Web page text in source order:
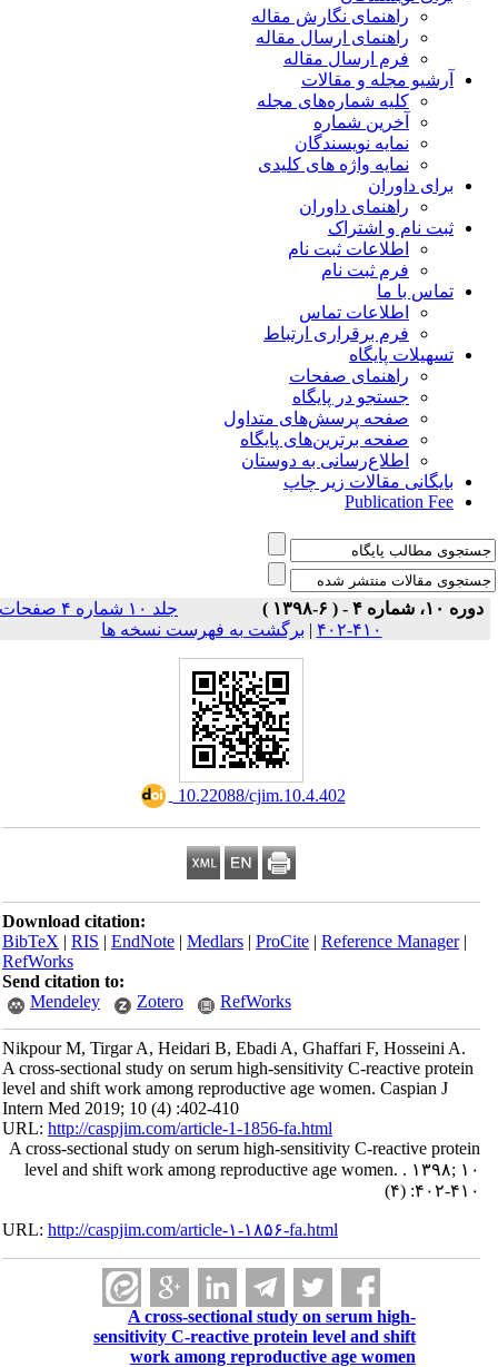
راهنمای نگارش مقاله
راهنمای ارسال مقاله
فرم ارسال مقاله
آرشیو مجله و مقالات
کلیه شماره‌های مجله
آخرین شماره
نمایه نویسندگان
نمایه واژه های کلیدی
برای داوران
راهنمای داوران
ثبت نام و اشتراک
اطلاعات ثبت نام
فرم ثبت نام
تماس با ما
اطلاعات تماس
فرم برقراری ارتباط
تسهیلات پایگاه
راهنمای صفحات
جستجو در پایگاه
صفحه پرسش‌های متداول
صفحه برترین‌های پایگاه
اطلاع‌رسانی به دوستان
بایگانی مقالات زیر چاپ
Publication Fee
دوره ۱۰، شماره ۴ - ( ۶-۱۳۹۸ )
جلد ۱۰ شماره ۴ صفحات
۴۱۰-۴۰۲
|برگشت به فهرست نسخه ها
‎ 10.22088/cjim.10.4.402
Download citation:
BibTeX|RIS|EndNote|Medlars|ProCite|Reference Manager
RefWorks
Send citation to:
Mendeley
Zotero RefWorks
Nikpour M, Tirgar A, Heidari B, Ebadi A, Ghaffari F, Hosseini A.
A cross-sectional study on serum high-sensitivity C-reactive protein
level and shift work among reproductive age women. Caspian J
Intern Med 2019; 10 (4) :402-410
URL:http://caspjim.com/article-1-1856-fa.html
A cross-sectional study on serum high-sensitivity C-reactive protein
level and shift work among reproductive age women. . ۱۳۹۸; ۱۰
(۴) :۴۰۲-۴۱۰
URL:http://caspjim.com/article-۱-۱۸۵۶-fa.html
A cross-sectional study on serum high-
sensitivity C-reactive protein level and shift
work among reproductive age women